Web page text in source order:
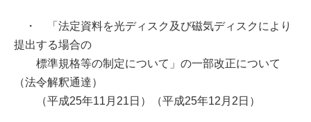
・ 「法定資料を光ディスク及び磁気ディスクにより
提出する場合の
標準規格等の制定について」の一部改正について
（法令解釈通達）
（平成25年11月21日）（平成25年12月2日）